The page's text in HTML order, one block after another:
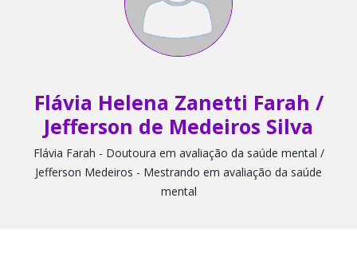
Flávia Helena Zanetti Farah /
Jefferson de Medeiros Silva
Flávia Farah - Doutoura em avaliação da saúde mental /
Jefferson Medeiros - Mestrando em avaliação da saúde
mental